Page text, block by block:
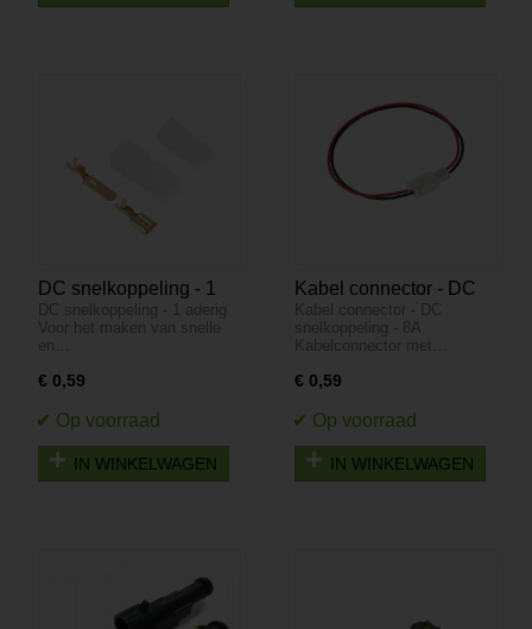
DC snelkoppeling - 1
aderig
DC snelkoppeling - 1 aderig
Voor het maken van snelle
en…
€ 0,59
IN WINKELWAGEN
Kabel connector - DC
snelkoppeling - 8A
Kabel connector - DC
snelkoppeling - 8A
Kabelconnector met…
€ 0,59
IN WINKELWAGEN